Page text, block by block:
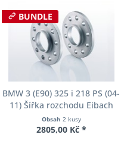
BUNDLE
BMW 3 (E90) 325 i 218 PS (04-
11) Šířka rozchodu Eibach
Pro-Spacer S90-2-12-002
System2 Tloušťka 12mm
Obsah 2 kusy
2805,00 Kč *